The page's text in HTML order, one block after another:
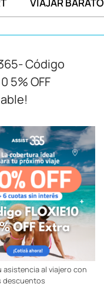
Código
5% OFF
al viajero con
descuentos